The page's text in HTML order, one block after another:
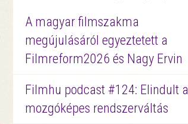
A magyar filmszakma
megújulásáról egyeztetett a
Filmreform2026 és Nagy Ervin
Filmhu podcast #124: Elindult a
mozgóképes rendszerváltás